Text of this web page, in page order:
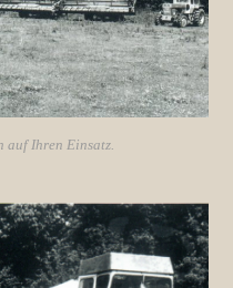
auf Ihren Einsatz.